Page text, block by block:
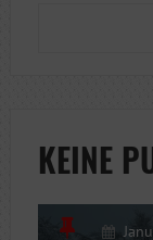
KEINE